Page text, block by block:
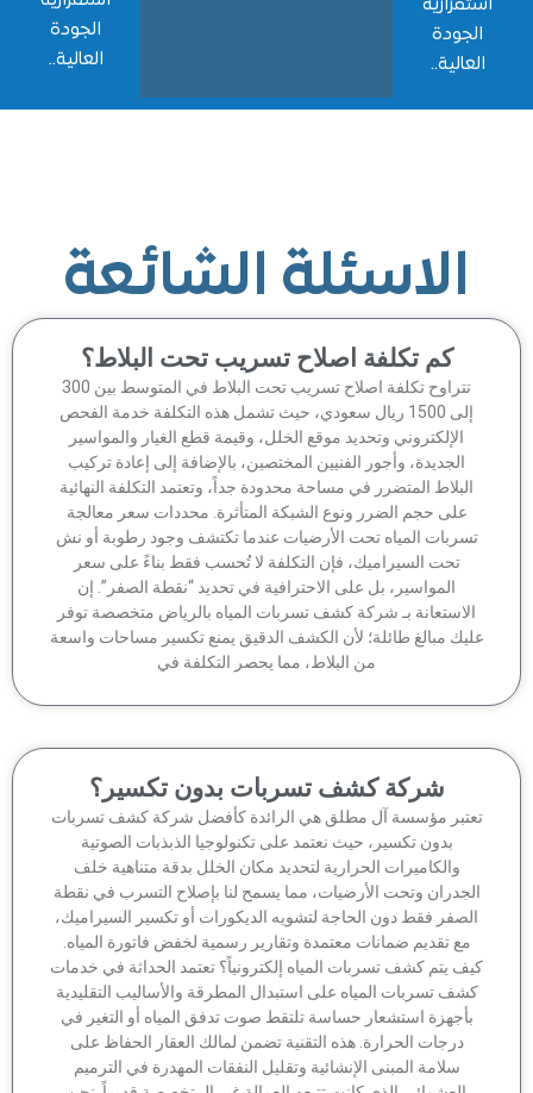
الاسئلة الشائعة
كم تكلفة اصلاح تسريب تحت البلاط؟
تتراوح تكلفة اصلاح تسريب تحت البلاط في المتوسط بين 300
إلى 1500 ريال سعودي، حيث تشمل هذه التكلفة خدمة الفحص
الإلكتروني وتحديد موقع الخلل، وقيمة قطع الغيار والمواسير
الجديدة، وأجور الفنيين المختصين، بالإضافة إلى إعادة تركيب
البلاط المتضرر في مساحة محدودة جداً، وتعتمد التكلفة النهائية
على حجم الضرر ونوع الشبكة المتأثرة. محددات سعر معالجة
المياه تحت الأرضيات عندما تكتشف وجود رطوبة أو نش
تحت السيراميك، فإن التكلفة لا تُحسب فقط بناءً على سعر
المواسير، بل على الاحترافية في تحديد “نقطة الصفر”. إن
بـ شركة كشف تسربات المياه بالرياض متخصصة توفر
مبالغ طائلة؛ لأن الكشف الدقيق يمنع تكسير مساحات واسعة
من البلاط، مما يحصر التكلفة في
شركة كشف تسربات بدون تكسير؟
مؤسسة آل مطلق هي الرائدة كأفضل شركة كشف تسربات
بدون تكسير، حيث نعتمد على تكنولوجيا الذبذبات الصوتية
والكاميرات الحرارية لتحديد مكان الخلل بدقة متناهية خلف
وتحت الأرضيات، مما يسمح لنا بإصلاح التسرب في نقطة
فقط دون الحاجة لتشويه الديكورات أو تكسير السيراميك،
مع تقديم ضمانات معتمدة وتقارير رسمية لخفض فاتورة المياه.
يتم كشف تسربات المياه إلكترونياً؟ تعتمد الحداثة في خدمات
تسربات المياه على استبدال المطرقة والأساليب التقليدية
بأجهزة استشعار حساسة تلتقط صوت تدفق المياه أو التغير في
درجات الحرارة. هذه التقنية تضمن لمالك العقار الحفاظ على
سلامة المبنى الإنشائية وتقليل النفقات المهدرة في الترميم